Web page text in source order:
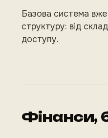
Базова система вже
структуру: від
доступу.
Фінанси,